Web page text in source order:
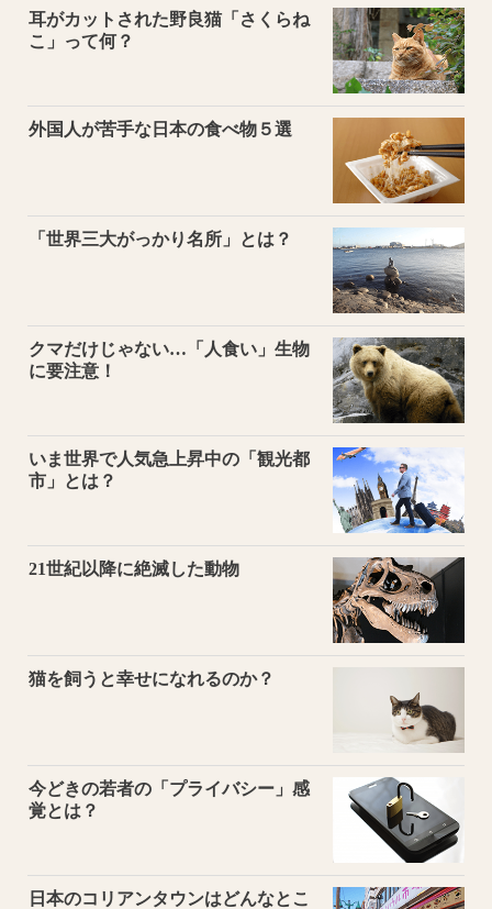
耳がカットされた野良猫「さくらね
こ」って何？
外国人が苦手な日本の食べ物５選
「世界三大がっかり名所」とは？
クマだけじゃない…「人食い」生物
に要注意！
いま世界で人気急上昇中の「観光都
市」とは？
21世紀以降に絶滅した動物
猫を飼うと幸せになれるのか？
今どきの若者の「プライバシー」感
覚とは？
日本のコリアンタウンはどんなとこ